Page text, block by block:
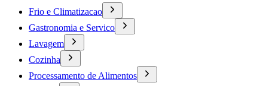
Frio e Climatizacao
Gastronomia e Servico
Lavagem
Cozinha
Processamento de Alimentos